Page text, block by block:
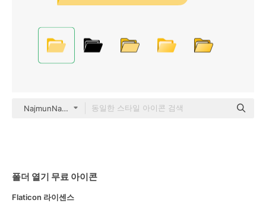
NajmunNahar color fill
폴더 열기 무료 아이콘
Flaticon 라이센스